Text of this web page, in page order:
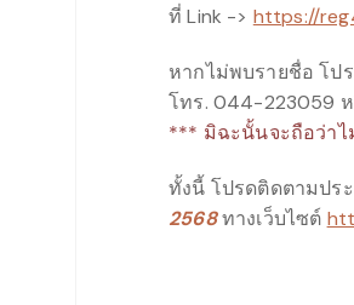
ที่ Link -> https://
หากไม่พบรายชื่อ โ
โทร. 044-223059
*** มิฉะนั้นจะถือว่า
ทั้งนี้ โปรดติดตามปร
2568ทางเว็บไซต์